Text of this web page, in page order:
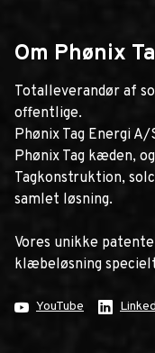
Om Phønix
Totalleverandør af
offentlige.
Phønix Tag Energi
Phønix Tag kæden,
Tagkonstruktion,
samlet løsning.
Vores unikke
klæbeløsning
YouTube